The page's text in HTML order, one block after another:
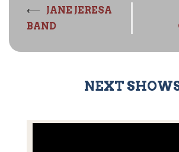
Navigazione
articolo
⟵
JANE JERESA
BAND
NEXT